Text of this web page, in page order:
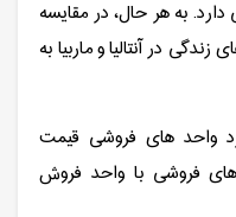
به هر حال، در مقایسه
در آنتالیا و ماربیا به
واحد های فروشی قیمت
های فروشی با واحد فروش